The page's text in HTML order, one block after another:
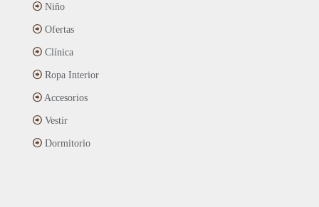
Niño
Ofertas
Clínica
Ropa Interior
Accesorios
Vestir
Dormitorio